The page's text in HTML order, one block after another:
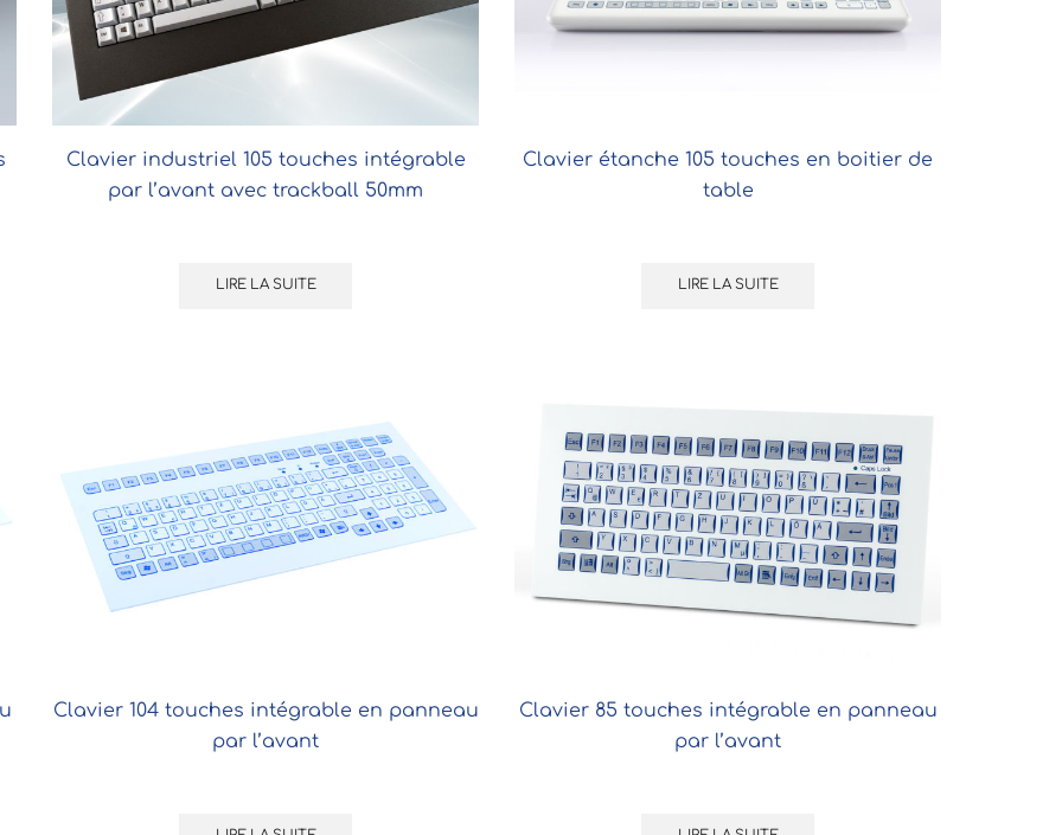
Clavier industriel 105 touches intégrable
par l’avant avec trackball 50mm
LIRE LA SUITE
Clavier étanche 105 touches en boitier de
table
LIRE LA SUITE
Clavier 104 touches intégrable en panneau
par l’avant
Clavier 85 touches intégrable en panneau
par l’avant